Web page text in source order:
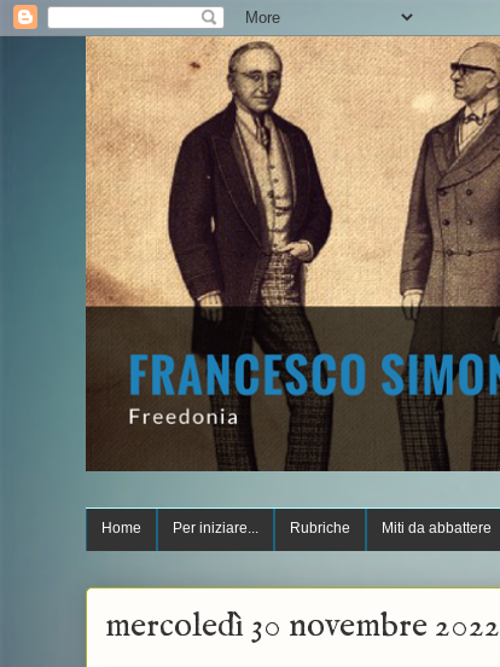
Home Per iniziare... Rubriche Miti da abbattere
mercoledì 30 novembre 2022